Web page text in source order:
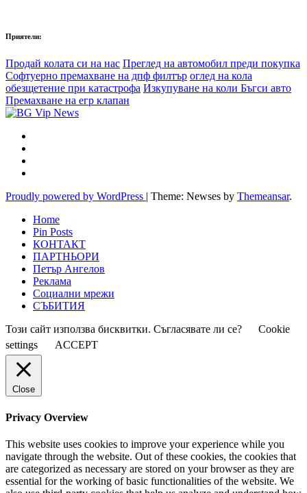
Приятели:
Продай колата си на нас Преглед на автомобил преди покупка
Софтуерно премахване на дпф филтър оглед на кола
обезщетение при катастрофа Изкупуване на коли Бъгси авто
Премахване на егр клапан
Proudly powered by WordPress | Theme: Newses by Themeansar.
Home
Pin Posts
КОНТАКТ
ПАРТНЬОРИ
Петър Ангелов
Реклама
Социални мрежи
СЪБИТИЯ
Този сайт използва бисквитки. Съгласявате ли се?
Cookie
settings
ACCEPT
Close
Privacy Overview
This website uses cookies to improve your experience while you
navigate through the website. Out of these cookies, the cookies that
are categorized as necessary are stored on your browser as they are
essential for the working of basic functionalities of the website. We